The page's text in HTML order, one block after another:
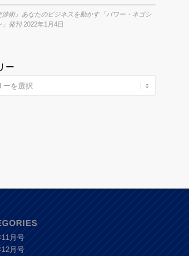
渉術』あなたのビジネスを動かす「パワー・ネゴシ
」発刊 2022年1月4日
ー
月号
12月号